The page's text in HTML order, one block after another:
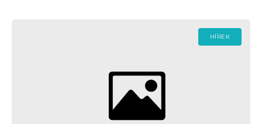
HÍREK